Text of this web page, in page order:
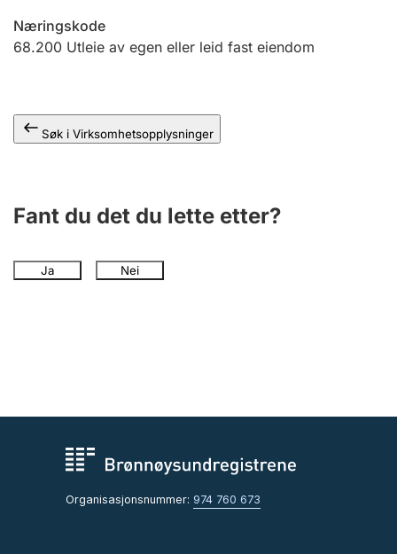
Offentlig sektor
Næringskode
68.200 Utleie av egen eller leid fast eiendom
Søk i Virksomhetsopplysninger
Fant du det du lette etter?
Ja Nei
Organisasjonsnummer: 974 760 673